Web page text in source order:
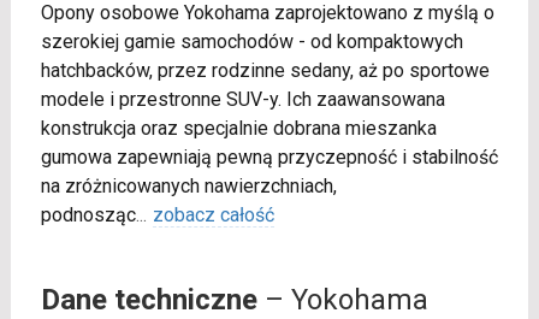
Opony osobowe Yokohama zaprojektowano z myślą o
szerokiej gamie samochodów - od kompaktowych
hatchbacków, przez rodzinne sedany, aż po sportowe
modele i przestronne SUV-y. Ich zaawansowana
konstrukcja oraz specjalnie dobrana mieszanka
gumowa zapewniają pewną przyczepność i stabilność
na zróżnicowanych nawierzchniach,
podnosząc... zobacz całość
Dane techniczne– Yokohama